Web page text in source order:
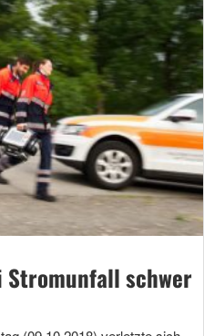
schwer